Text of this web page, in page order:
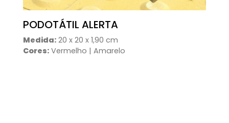
PODOTÁTIL ALERTA
Medida: 20 x 20 x 1,90 cm
Cores: Vermelho | Amarelo